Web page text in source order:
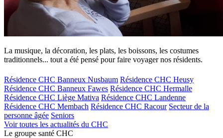
La musique, la décoration, les plats, les boissons, les costumes
traditionnels... tout a été pensé pour faire voyager nos résidents.
Résidence CHC Banneux Nusbaum Résidence CHC Heusy
Résidence CHC Banneux Fawes Résidence CHC Hermalle
Résidence CHC Liège Mativa Résidence CHC Landenne
Résidence CHC Membach Résidence CHC Racour Secteur de la
personne âgée Seniors
Voir toutes les actualités du CHC
Le groupe santé CHC